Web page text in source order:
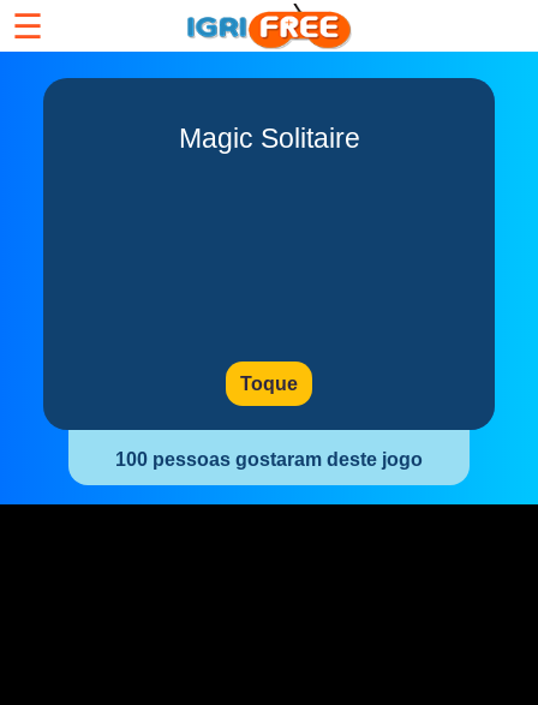
☰
Magic Solitaire
Toque
100 pessoas gostaram deste jogo